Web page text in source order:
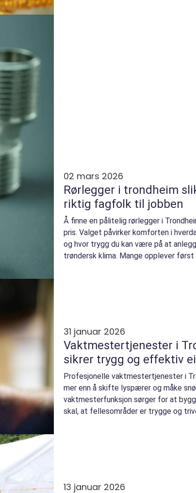
02 mars 2026
Rørlegger i trondheim slik velger du
riktig fagfolk til jobben
Å finne en pålitelig rørlegger i
pris. Valget påvirker komforten i
og hvor trygg du kan være på at
trøndersk klima. Mange opplever
31 januar 2026
Vaktmestertjenester i
sikrer trygg og effektiv
Profesjonelle vaktmestertjenester i
mer enn å skifte lyspærer og måke
vaktmesterfunksjon sørger for at
skal, at fellesområder er trygge og
13 januar 2026